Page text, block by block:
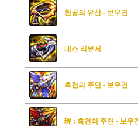
천공의 유산 - 보우건
데스 리뷰저
흑천의 주인 - 보우건
現 : 흑천의 주인 - 보우